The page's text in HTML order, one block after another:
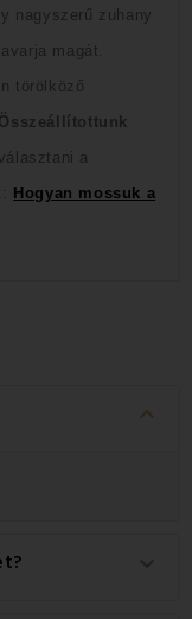
nagyszerű zuhany
magát.
törölköző
Összeállítottunk
a
Hogyan mossuk a
keyboard_arrow_down